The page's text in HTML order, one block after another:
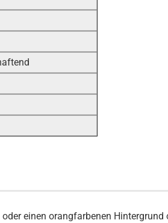
einen orangfarbenen Hintergrund